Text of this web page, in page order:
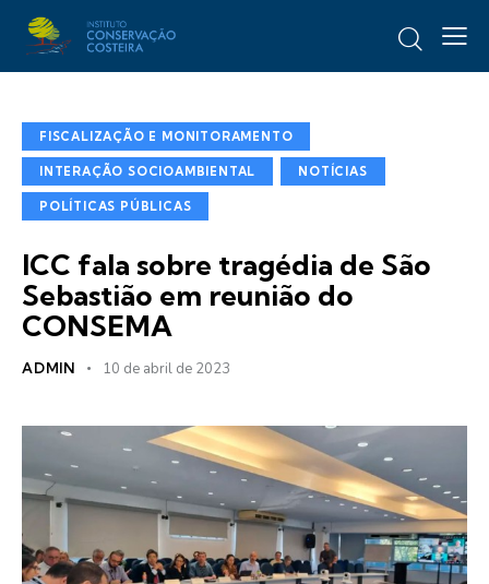
FISCALIZAÇÃO E MONITORAMENTO
INTERAÇÃO SOCIOAMBIENTAL NOTÍCIAS
POLÍTICAS PÚBLICAS
ICC fala sobre tragédia de São
Sebastião em reunião do
CONSEMA
ADMIN 10 de abril de 2023